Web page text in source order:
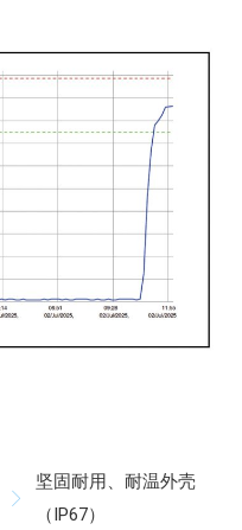
坚固耐用、耐温外壳
（IP67）